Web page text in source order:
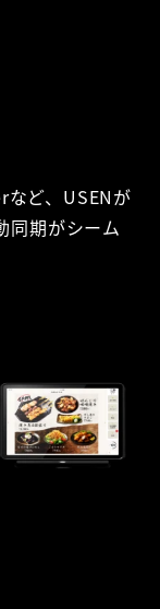
ど、USENが
同期がシーム